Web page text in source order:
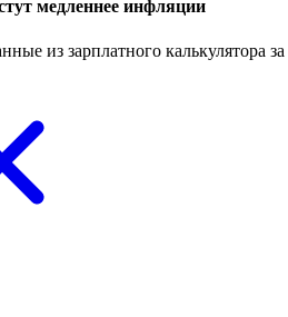
медленнее инфляции
из зарплатного калькулятора